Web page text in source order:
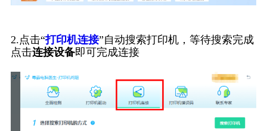
2.点击“打印机连接”自动搜索打印机，等待搜索完成
点击连接设备即可完成连接